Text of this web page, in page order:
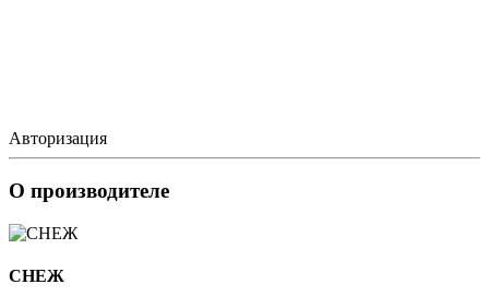
Авторизация
О производителе
СНЕЖ